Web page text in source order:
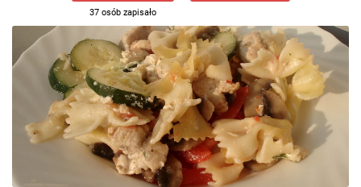
37 osób zapisało